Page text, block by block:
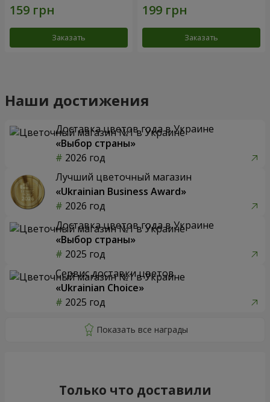
Заказать Заказать
Наши достижения
Доставка цветов года в Украине
«Выбор страны»
2026 год
Лучший цветочный магазин
«Ukrainian Business Award»
2026 год
Доставка цветов года в Украине
«Выбор страны»
2025 год
Сервис доставки цветов
«Ukrainian Choice»
2025 год
Только что доставили